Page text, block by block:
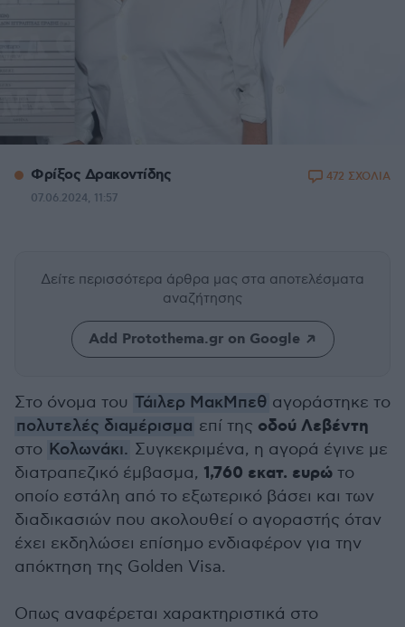
Φρίξος Δρακοντίδης
07.06.2024, 11:57
472 ΣΧΟΛΙΑ
Δείτε περισσότερα άρθρα μας στα αποτελέσματα
αναζήτησης
Add Protothema.gr on Google
Στο όνομα του Τάιλερ ΜακΜπεθ αγοράστηκε το
πολυτελές διαμέρισμα επί της οδού Λεβέντη
στο Κολωνάκι. Συγκεκριμένα, η αγορά έγινε με
διατραπεζικό έμβασμα, 1,760 εκατ. ευρώ το
οποίο εστάλη από το εξωτερικό βάσει και των
διαδικασιών που ακολουθεί ο αγοραστής όταν
έχει εκδηλώσει επίσημο ενδιαφέρον για την
απόκτηση της Golden Visa.
Οπως αναφέρεται χαρακτηριστικά στο